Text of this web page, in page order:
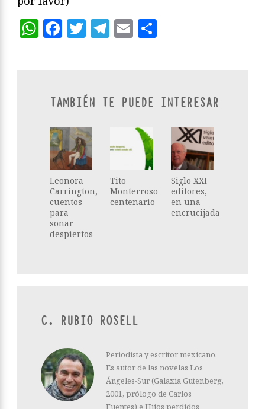
WhatsApp
Facebook
Twitter
Telegram
Email
TAMBIÉN TE PUEDE INTERESAR
Leonora
Carrington,
cuentos
para
soñar
despiertos
Tito
Monterroso
centenario
Siglo XXI
editores,
en una
encrucijada
C. RUBIO ROSELL
Periodista y escritor mexicano.
Es autor de las novelas Los
Ángeles-Sur (Galaxia Gutenberg,
2001, prólogo de Carlos
Fuentes) e Hijos perdidos